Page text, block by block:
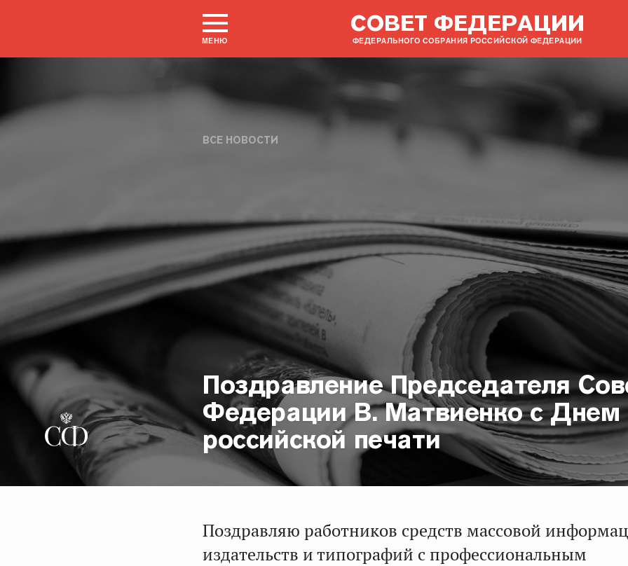
МЕНЮ
СОВЕТ ФЕДЕРАЦИИ
ФЕДЕРАЛЬНОГО СОБРАНИЯ РОССИЙСКОЙ ФЕДЕРАЦИИ
ВСЕ НОВОСТИ
Поздравление Председателя
Федерации В. Матвиенко с Днем
российской печати
Поздравляю работников средств массовой
издательств и типографий с профессиональным